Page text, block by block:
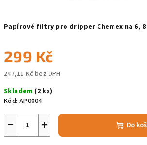
Papírové filtry pro dripper Chemex na 6, 8
299 Kč
247,11 Kč bez DPH
cena:
Skladem (2 ks)
Kód: AP0004
+
− Do